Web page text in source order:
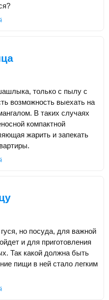
только с пылу с
возможность выехать на
В таких случаях
компактной
жарить и запекать
но посуда, для важной
и для приготовления
Так какой должна быть
пищи в ней стало легким